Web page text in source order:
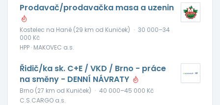
Prodavač/prodavačka masa a uzenin
Kostelec na Hané (29 km od Kuniček) · 30 000–34
000 Kč
HPP · MAKOVEC a.s.
Řidič/ka sk. C+E / VKD / Brno - práce
na směny - DENNÍ NÁVRATY
Brno (27 km od Kuniček) · 40 000–45 000 Kč
C.S.CARGO a.s.